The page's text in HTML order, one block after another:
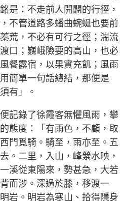
是：不走前人開闢的行徑，
不管道路多蟠曲蜿蜒也要前
荒，不必有可行之徑；湍流
口；巍峨險要的高山，也必
餐露宿，以果實充飢；風雨
簡單一句話總結，那便是
有」。
記錄了徐霞客無懼風雨，攀
態度：「有雨色，不顧，取
門覓騎。騎至，雨亦至。五
。二里，入山，峰縈水映，
溪從東陽來，勢甚急，大若
而涉。深過於膝，移渡一
岩。明岩為寒山、拾得隱身